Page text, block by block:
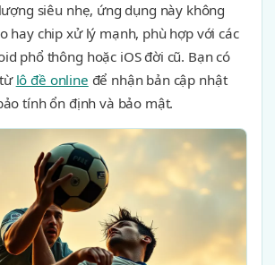
siêu nhẹ, ứng dụng này không
hay chip xử lý mạnh, phù hợp với các
phổ thông hoặc iOS đời cũ. Bạn có
lô đề online để nhận bản cập nhật
tính ổn định và bảo mật.